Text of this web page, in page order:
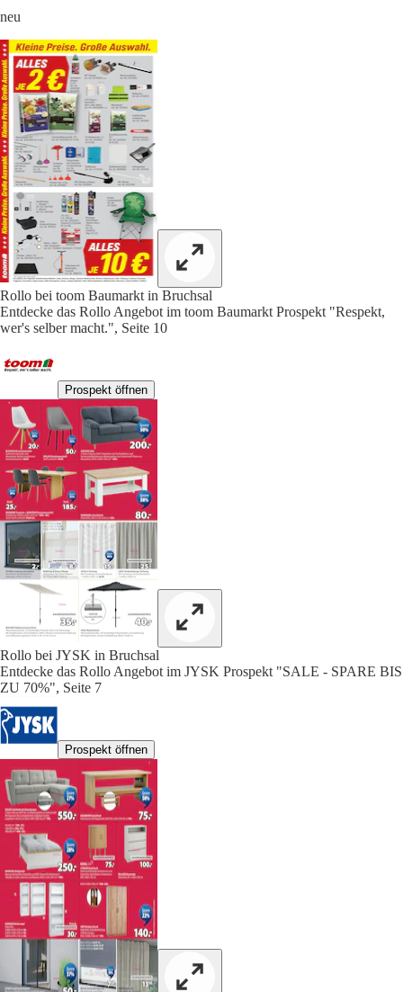
neu
Rollo bei toom Baumarkt in Bruchsal
Entdecke das Rollo Angebot im toom Baumarkt Prospekt "Respekt,
wer's selber macht.", Seite 10
Prospekt öffnen
Rollo bei JYSK in Bruchsal
Entdecke das Rollo Angebot im JYSK Prospekt "SALE - SPARE BIS
ZU 70%", Seite 7
Prospekt öffnen